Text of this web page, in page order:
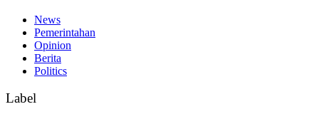
News
Pemerintahan
Opinion
Berita
Politics
Label